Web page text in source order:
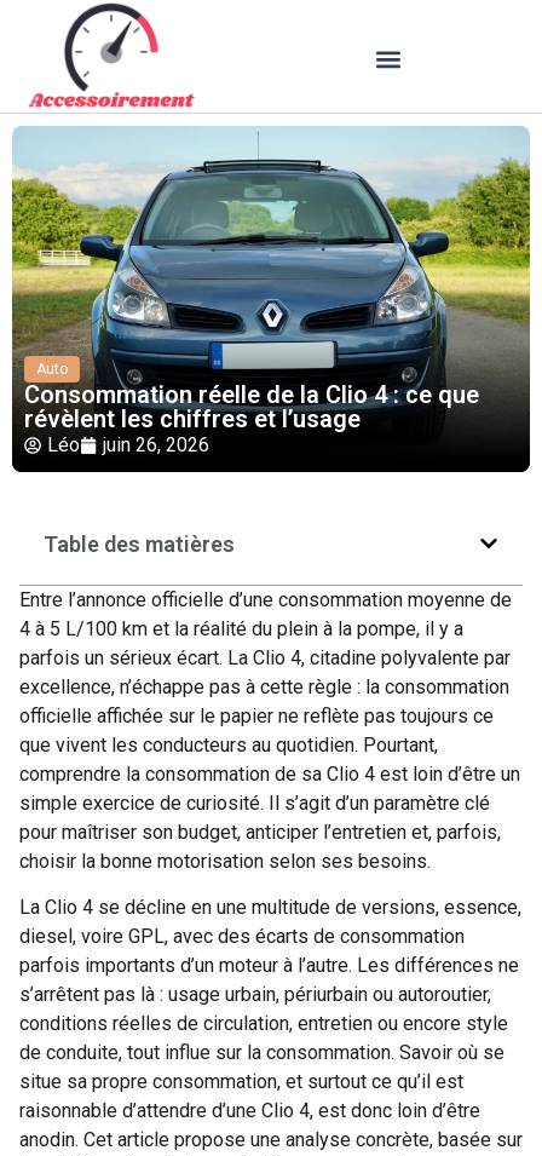
Auto
Consommation réelle de la Clio 4 : ce que
révèlent les chiffres et l’usage
Léo juin 26, 2026
Table des matières
Entre l’annonce officielle d’une consommation moyenne de
4 à 5 L/100 km et la réalité du plein à la pompe, il y a
parfois un sérieux écart. La Clio 4, citadine polyvalente par
excellence, n’échappe pas à cette règle : la consommation
officielle affichée sur le papier ne reflète pas toujours ce
que vivent les conducteurs au quotidien. Pourtant,
comprendre la consommation de sa Clio 4 est loin d’être un
simple exercice de curiosité. Il s’agit d’un paramètre clé
pour maîtriser son budget, anticiper l’entretien et, parfois,
choisir la bonne motorisation selon ses besoins.
La Clio 4 se décline en une multitude de versions, essence,
diesel, voire GPL, avec des écarts de consommation
parfois importants d’un moteur à l’autre. Les différences ne
s’arrêtent pas là : usage urbain, périurbain ou autoroutier,
conditions réelles de circulation, entretien ou encore style
de conduite, tout influe sur la consommation. Savoir où se
situe sa propre consommation, et surtout ce qu’il est
raisonnable d’attendre d’une Clio 4, est donc loin d’être
anodin. Cet article propose une analyse concrète, basée sur